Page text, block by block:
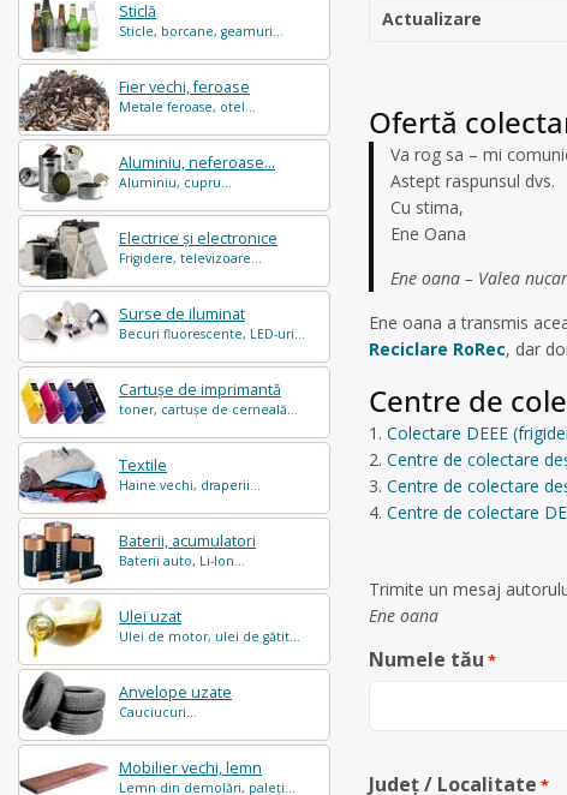
Sticlă
Sticle, borcane, geamuri...
Fier vechi, feroase
Metale feroase, otel...
Aluminiu, neferoase...
Aluminiu, cupru...
Electrice și electronice
Frigidere, televizoare...
Surse de iluminat
Becuri fluorescente, LED-uri...
Cartușe de imprimantă
toner, cartușe de cerneală...
Textile
Haine vechi, draperii...
Baterii, acumulatori
Baterii auto, Li-Ion...
Ulei uzat
Ulei de motor, ulei de gătit...
Anvelope uzate
Cauciucuri...
Mobilier vechi, lemn
Lemn din demolări, paleți...
Actualizare
Ofertă
Va rog sa – mi
Astept raspunsul dvs.
Cu stima,
Ene Oana
Ene oana – Valea
Ene oana a transmis
Reciclare RoRec, dar
Centre de
Colectare DEEE
Centre de colectare
Centre de colectare
Centre de colectare
Trimite un mesaj
Ene oana
Numele tău *
Județ / Localitate *